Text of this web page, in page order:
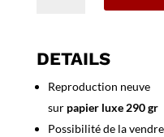
Festival
du
Jazz
Antibes
DETAILS
Reproduction neuve
sur papier luxe 290 gr
Possibilité de la vendre